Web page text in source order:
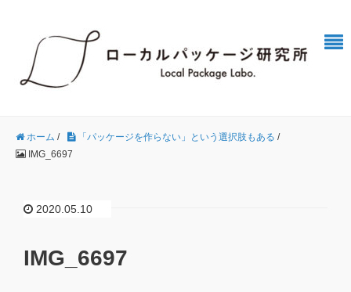
ホーム / 「パッケージを作らない」という選択肢もある /
IMG_6697
2020.05.10
IMG_6697